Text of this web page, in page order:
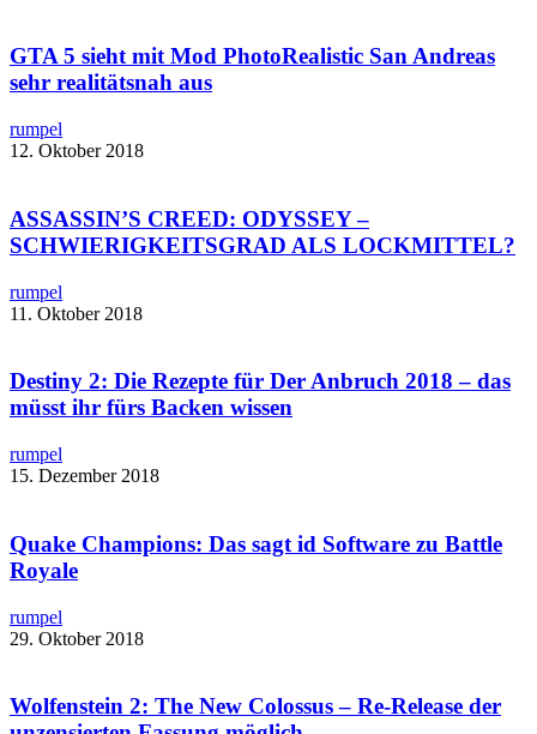
GTA 5 sieht mit ​Mod PhotoRealistic San Andreas
sehr realitätsnah aus
rumpel
12. Oktober 2018
ASSASSIN’S CREED: ODYSSEY –
SCHWIERIGKEITSGRAD ALS LOCKMITTEL?
rumpel
11. Oktober 2018
Destiny 2: Die Rezepte für Der Anbruch 2018 – das
müsst ihr fürs Backen wissen
rumpel
15. Dezember 2018
Quake Champions: Das sagt id Software zu Battle
Royale​
rumpel
29. Oktober 2018
Wolfenstein 2: The New Colossus – ​Re-Release der